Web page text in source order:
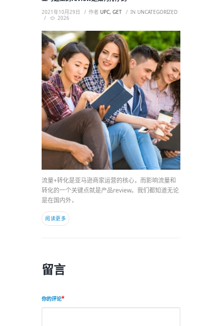
2021年10月29日 作者 UPC, GET IN UNCATEGORIZED
2026
流量+转化是亚马逊商家运营的核心，而影响流量和
转化的一个关键点就是产品review。我们都知道无论
是在国内外，
阅读更多
留言
你的评论